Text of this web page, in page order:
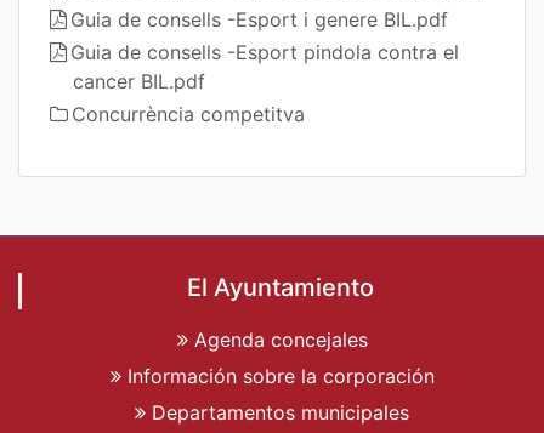
Guia de consells -Esport i genere BIL.pdf
Guia de consells -Esport pindola contra el
cancer BIL.pdf
Concurrència competitva
El Ayuntamiento
Agenda concejales
Información sobre la corporación
Departamentos municipales